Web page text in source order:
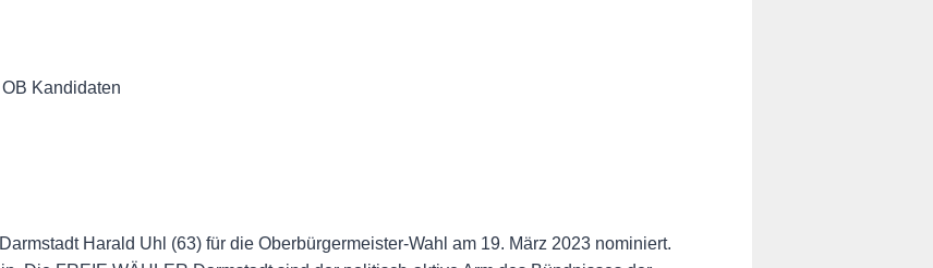
Kandidaten
Harald Uhl (63) für die Oberbürgermeister-Wahl am 19. März 2023 nominiert.